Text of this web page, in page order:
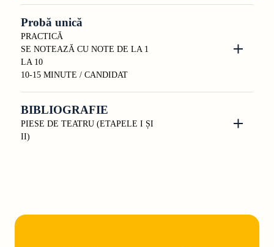
Probă unică
PRACTICĂ
SE NOTEAZĂ CU NOTE DE LA 1
LA 10
10-15 MINUTE / CANDIDAT
BIBLIOGRAFIE
PIESE DE TEATRU (ETAPELE I ȘI
II)